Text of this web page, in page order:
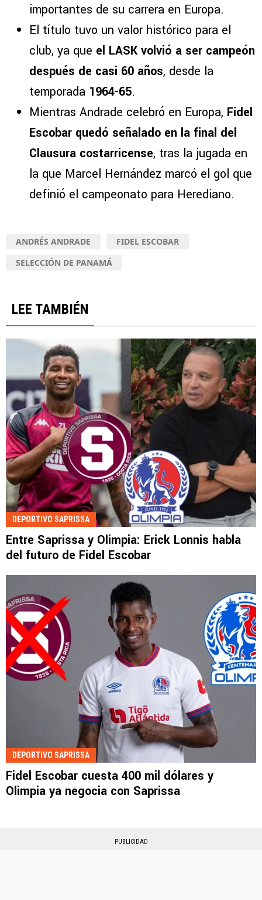
importantes de su carrera en Europa.
El título tuvo un valor histórico para el
club, ya que el LASK volvió a ser campeón
después de casi 60 años, desde la
temporada 1964-65.
Mientras Andrade celebró en Europa, Fidel
Escobar quedó señalado en la final del
Clausura costarricense, tras la jugada en
la que Marcel Hernández marcó el gol que
definió el campeonato para Herediano.
ANDRÉS ANDRADE
FIDEL ESCOBAR
SELECCIÓN DE PANAMÁ
LEE TAMBIÉN
DEPORTIVO SAPRISSA
Entre Saprissa y Olimpia: Erick Lonnis habla
del futuro de Fidel Escobar
DEPORTIVO SAPRISSA
Fidel Escobar cuesta 400 mil dólares y
Olimpia ya negocia con Saprissa
PUBLICIDAD